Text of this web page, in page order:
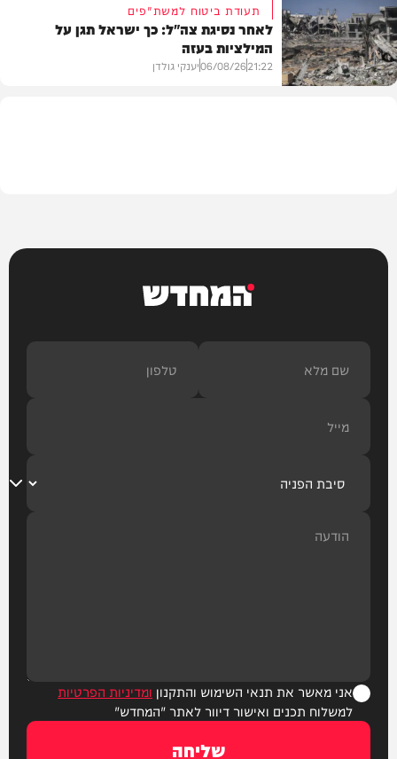
צבא וביטחון
תעודת ביטוח למשת"פים
לאחר נסיגת צה"ל: כך ישראל תגן על
המילציות בעזה
21:22
06/08/26יענקי גולדן
המחדש
אני מאשר את תנאי השימוש והתקנון ומדיניות הפרטיות
למשלוח תכנים ואישור דיוור לאתר "המחדש"
שליחה